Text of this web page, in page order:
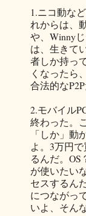
1.ニコ動な
れからは、
や、Winny
は、生きて
者しか持っ
くなったら
合法的なP2P
2.モバイル
終わった。
「しか」動
よ。3万円
るんだ。OS
が使いたい
セスするん
につながっ
いよ、そん